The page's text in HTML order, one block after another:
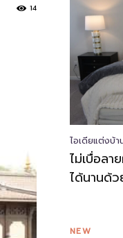
14
ไอเดียแต่งบ้า
ไม่เบื่อลา
ได้นานด้ว
NEW